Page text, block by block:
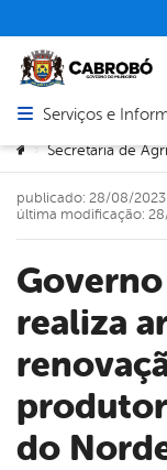
Abrir menu
Serviços e
Você está aqui:
>
Governo de Cabrobó
realiza
do
publicado: 28/08/
última modificação: